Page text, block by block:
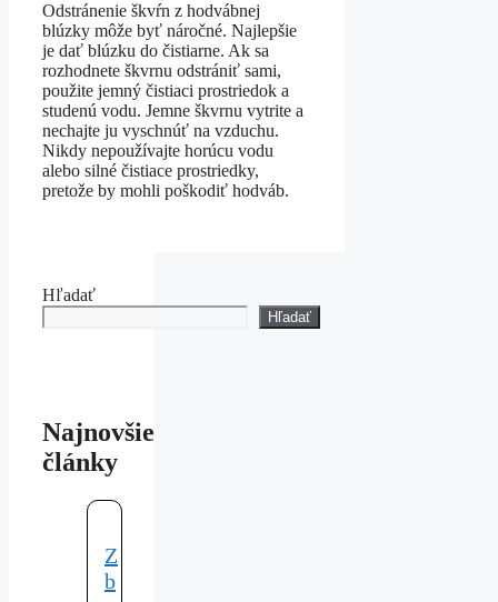
Odstránenie škvŕn z hodvábnej
blúzky môže byť náročné. Najlepšie
je dať blúzku do čistiarne. Ak sa
rozhodnete škvrnu odstrániť sami,
použite jemný čistiaci prostriedok a
studenú vodu. Jemne škvrnu vytrite a
nechajte ju vyschnúť na vzduchu.
Nikdy nepoužívajte horúcu vodu
alebo silné čistiace prostriedky,
pretože by mohli poškodiť hodváb.
Hľadať
Hľadať
Najnovšie
články
Z
b